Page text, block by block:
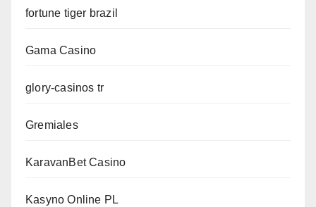
fortune tiger brazil
Gama Casino
glory-casinos tr
Gremiales
KaravanBet Casino
Kasyno Online PL